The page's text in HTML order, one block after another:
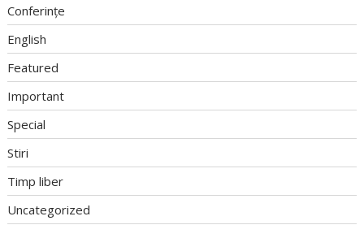
Conferințe
English
Featured
Important
Special
Stiri
Timp liber
Uncategorized